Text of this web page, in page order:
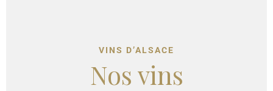
VINS D’ALSACE
Nos vins